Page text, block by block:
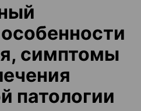
симптомы
патологии